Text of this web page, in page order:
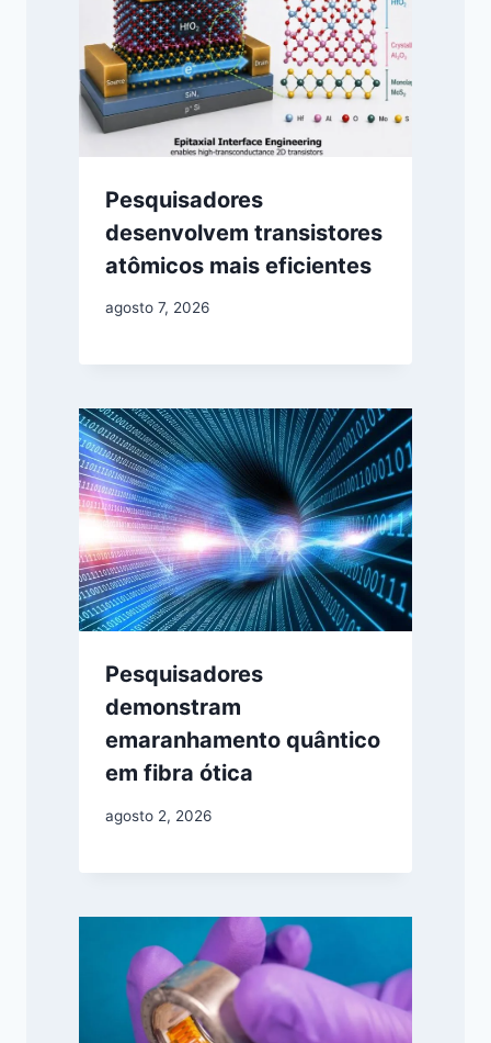
Pesquisadores
desenvolvem transistores
atômicos mais eficientes
agosto 7, 2026
Pesquisadores
demonstram
emaranhamento quântico
em fibra ótica
agosto 2, 2026